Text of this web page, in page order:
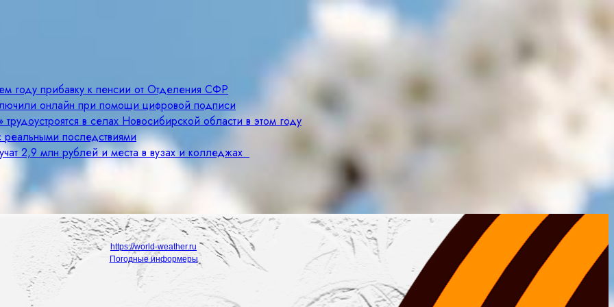
году прибавку к пенсии от Отделения СФР
онлайн при помощи цифровой подписи
в селах Новосибирской области в этом году
последствиями
2,9 млн рублей и места в вузах и колледжах
https://world-weather.ru
Погодные информеры